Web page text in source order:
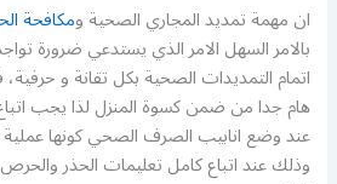
ان مهمة تمديد المجاري الصحية ومكافحة
بالامر السهل الامر الذي يستدعي ضرورة
اتمام التمديدات الصحية بكل تقانة و
هام جدا من ضمن كسوة المنزل لذا يجب اتباع
عند وضع انابيب الصرف الصحي كونها
وذلك عند اتباع كامل تعليمات الحذر